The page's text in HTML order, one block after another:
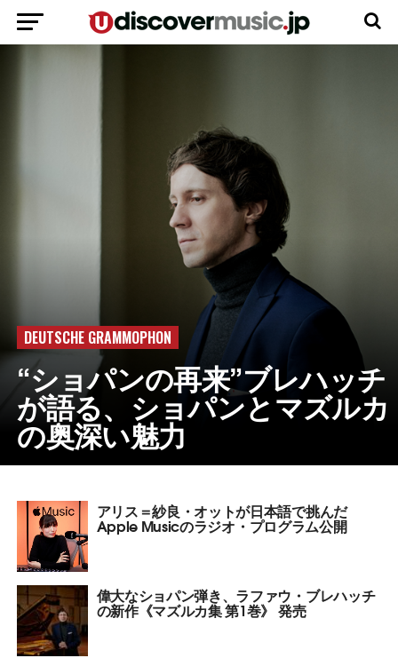
DEUTSCHE GRAMMOPHON
“ショパンの再来”ブレハッチ
が語る、ショパンとマズルカ
の奥深い魅力
アリス＝紗良・オットが日本語で挑んだ
Apple Musicのラジオ・プログラム公開
偉大なショパン弾き、ラファウ・ブレハッチ
の新作《マズルカ集 第1巻》 発売